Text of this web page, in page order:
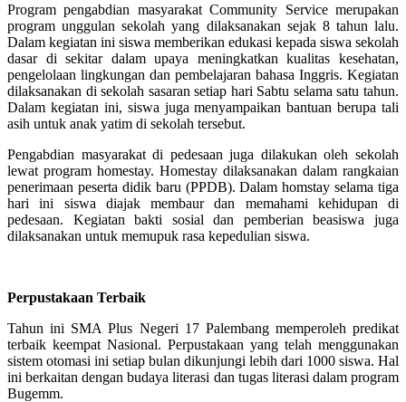
Program pengabdian masyarakat Community Service merupakan
program unggulan sekolah yang dilaksanakan sejak 8 tahun lalu.
Dalam kegiatan ini siswa memberikan edukasi kepada siswa sekolah
dasar di sekitar dalam upaya meningkatkan kualitas kesehatan,
pengelolaan lingkungan dan pembelajaran bahasa Inggris. Kegiatan
dilaksanakan di sekolah sasaran setiap hari Sabtu selama satu tahun.
Dalam kegiatan ini, siswa juga menyampaikan bantuan berupa tali
asih untuk anak yatim di sekolah tersebut.
Pengabdian masyarakat di pedesaan juga dilakukan oleh sekolah
lewat program homestay. Homestay dilaksanakan dalam rangkaian
penerimaan peserta didik baru (PPDB). Dalam homstay selama tiga
hari ini siswa diajak membaur dan memahami kehidupan di
pedesaan. Kegiatan bakti sosial dan pemberian beasiswa juga
dilaksanakan untuk memupuk rasa kepedulian siswa.
Perpustakaan Terbaik
Tahun ini SMA Plus Negeri 17 Palembang memperoleh predikat
terbaik keempat Nasional. Perpustakaan yang telah menggunakan
sistem otomasi ini setiap bulan dikunjungi lebih dari 1000 siswa. Hal
ini berkaitan dengan budaya literasi dan tugas literasi dalam program
Bugemm.